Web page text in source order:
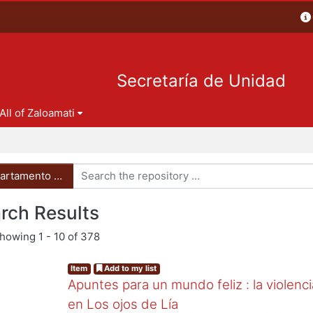
Secretaría de Unidad
All of Zaloamati
de Humanidades
Results
1 - 10 of 378
Item Add to my list
Apuntes para un mundo feliz : la
en Los ojos de Lía